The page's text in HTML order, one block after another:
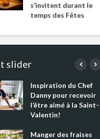
s’invitent durant le
temps des Fêtes
slider
Inspiration du Chef
Danny pour recevoir
l’être aimé à la Saint-
Valentin!
Manger des fraises